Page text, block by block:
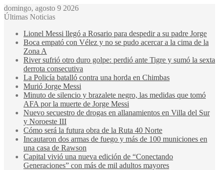
domingo, agosto 9 2026
Últimas Noticias
Lionel Messi llegó a Rosario para despedir a su padre Jorge
Boca empató con Vélez y no se pudo acercar a la cima de la
Zona A
River sufrió otro duro golpe: perdió ante Tigre y sumó la sexta
derrota consecutiva
La Policía batalló contra una horda en Chimbas
Murió Jorge Messi
Minuto de silencio y brazalete negro, las medidas que tomó
AFA por la muerte de Jorge Messi
Nuevo secuestro de drogas en allanamientos en Villa del Sur
y Noroeste III
Cómo será la futura obra de la Ruta 40 Norte
Incautaron dos armas de fuego y más de 100 municiones en
una casa de Rawson
Capital vivió una nueva edición de “Conectando
Generaciones” con más de mil adultos mayores